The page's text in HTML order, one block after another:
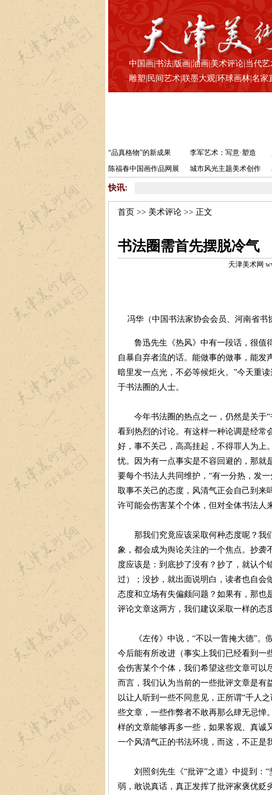
中国画 书法| 版画 油画 |美术评论| 当代艺
雕塑 民间艺术| 联墨大观| 环球画林| 名家
“品真格物”的新成果 李军艺术：写意·塑造
陈福春中国画作品网展
城市风光主题美术创作
快讯:
首页 >> 美术评论>> 正文
书法圈需首先摆脱冷气
天津美术网
冯华（中国书法家协会会员、河南省书
鲁迅先生《热风》中有一段话，很值得
自暴自弃者流的话。能做事的做事，能
暗里发一点光，不必等候炬火。”今天重
于书法圈的人士。
今年书法圈的热点之一，仍然是关于“
看到热烈的讨论。有这样一种论调是经
好，事不关己，高高挂起，不得罪人为上
忧。因为有一点事实是不容回避的，那就
要每个书法人共同维护，“有一分热，发
取事不关己的态度，风清气正会自己到来
许可能会伤害某个个体，但对全体书法人
那我们究竟应该采取何种态度呢？我
象，都会成为舆论关注的一个焦点。抄袭
度应该是：到底抄了没有？抄了，就认个
过）；没抄，就出面说明白，读者也自会
态度和立场有失偏颇问题？如果有，那也
评论文章这两方，我们建议采取一样的态
《左传》中说，“不以一眚掩大德”。
今后能有所改进（事实上我们已经看到一
会伤害某个个体，我们希望这些文章可以
而言，我们认为当前的一些批评文章是有
以让人听到一些不同意见，正所谓“千人
些文章，一些作弊者不敢再那么肆无忌惮
样的文章能够再多一些，如果客观、真诚
一个风清气正的书法环境，而这，不正是
刘照剑先生《“批评”之道》中提到：“
弱，敢说真话，真正发挥了批评家褒优贬